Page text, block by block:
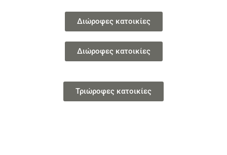
Διώροφες κατοικίες
Διώροφες κατοικίες
Τριώροφες κατοικίες